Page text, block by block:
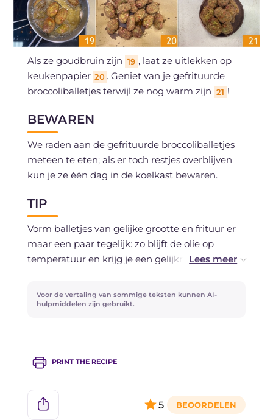
Als ze goudbruin zijn 19 , laat ze uitlekken op
keukenpapier 20 . Geniet van je gefrituurde
broccoliballetjes terwijl ze nog warm zijn 21 !
BEWAREN
We raden aan de gefrituurde broccoliballetjes
meteen te eten; als er toch restjes overblijven
kun je ze één dag in de koelkast bewaren.
TIP
Vorm balletjes van gelijke grootte en frituur er
maar een paar tegelijk: zo blijft de olie op
temperatuur en krijg je een gelijkmatige,
Voor de vertaling van sommige teksten kunnen AI-
hulpmiddelen zijn gebruikt.
PRINT THE RECIPE
5